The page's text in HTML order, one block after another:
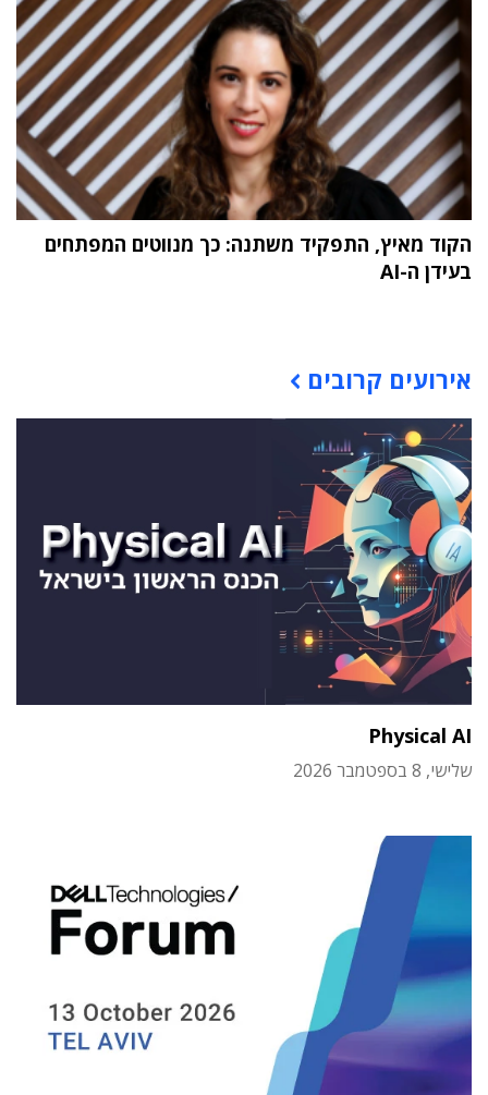
הקוד מאיץ, התפקיד משתנה: כך מנווטים המפתחים
בעידן ה-AI
אירועים קרובים
Physical AI
שלישי, 8 בספטמבר 2026